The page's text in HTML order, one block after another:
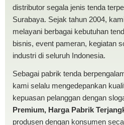
distributor segala jenis tenda
Surabaya. Sejak tahun 2004,
melayani berbagai kebutuhan
bisnis, event pameran, kegiatan
industri di seluruh Indonesia.
Sebagai pabrik tenda
kami selalu mengedepankan
kepuasan pelanggan dengan
Premium, Harga Pabrik
produsen dengan konsumen